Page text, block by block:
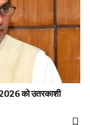
को उतरकाशी